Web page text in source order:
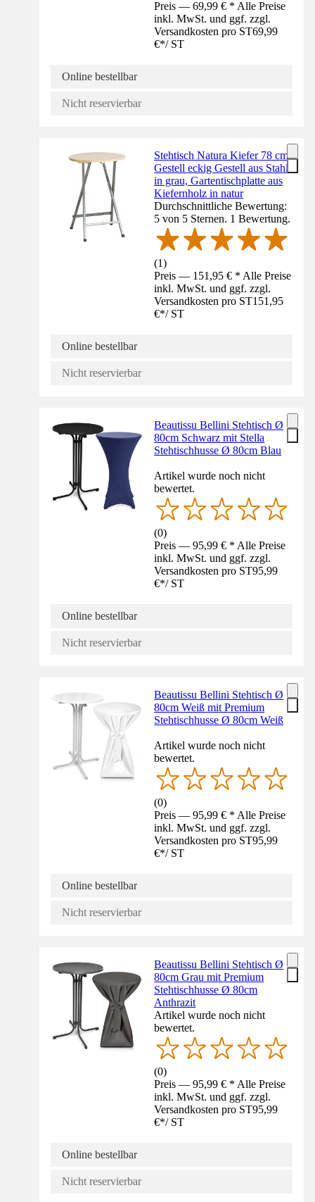
Preis — 69,99 € * Alle Preise
inkl. MwSt. und ggf. zzgl.
Versandkosten pro ST69,99
€*/ ST
Online bestellbar
Nicht reservierbar
Stehtisch Natura Kiefer 78 cm
Gestell eckig Gestell aus Stahl
in grau, Gartentischplatte aus
Kiefernholz in natur
Durchschnittliche Bewertung:
5 von 5 Sternen. 1 Bewertung.
(1)
Preis — 151,95 € * Alle Preise
inkl. MwSt. und ggf. zzgl.
Versandkosten pro ST151,95
€*/ ST
Online bestellbar
Nicht reservierbar
Beautissu Bellini Stehtisch Ø
80cm Schwarz mit Stella
Stehtischhusse Ø 80cm Blau
Artikel wurde noch nicht
bewertet.
(0)
Preis — 95,99 € * Alle Preise
inkl. MwSt. und ggf. zzgl.
Versandkosten pro ST95,99
€*/ ST
Online bestellbar
Nicht reservierbar
Beautissu Bellini Stehtisch Ø
80cm Weiß mit Premium
Stehtischhusse Ø 80cm Weiß
Artikel wurde noch nicht
bewertet.
(0)
Preis — 95,99 € * Alle Preise
inkl. MwSt. und ggf. zzgl.
Versandkosten pro ST95,99
€*/ ST
Online bestellbar
Nicht reservierbar
Beautissu Bellini Stehtisch Ø
80cm Grau mit Premium
Stehtischhusse Ø 80cm
Anthrazit
Artikel wurde noch nicht
bewertet.
(0)
Preis — 95,99 € * Alle Preise
inkl. MwSt. und ggf. zzgl.
Versandkosten pro ST95,99
€*/ ST
Online bestellbar
Nicht reservierbar